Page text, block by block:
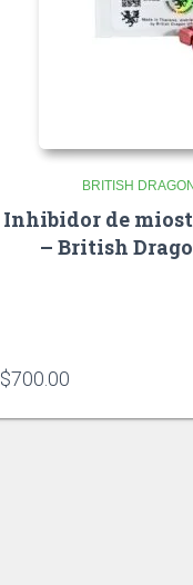
BRITISH DRAGON
Inhibidor de
– British
$700.00